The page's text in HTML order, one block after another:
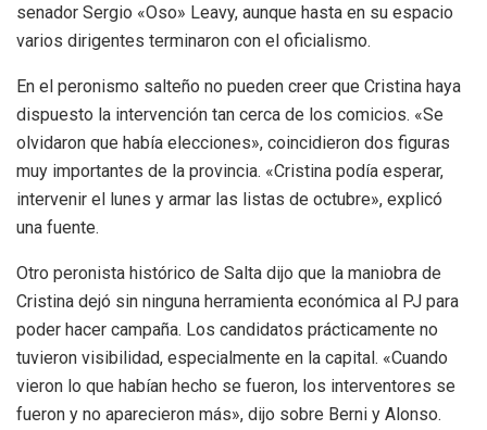
senador Sergio «Oso» Leavy, aunque hasta en su espacio
varios dirigentes terminaron con el oficialismo.
En el peronismo salteño no pueden creer que Cristina haya
dispuesto la intervención tan cerca de los comicios. «Se
olvidaron que había elecciones», coincidieron dos figuras
muy importantes de la provincia. «Cristina podía esperar,
intervenir el lunes y armar las listas de octubre», explicó
una fuente.
Otro peronista histórico de Salta dijo que la maniobra de
Cristina dejó sin ninguna herramienta económica al PJ para
poder hacer campaña. Los candidatos prácticamente no
tuvieron visibilidad, especialmente en la capital. «Cuando
vieron lo que habían hecho se fueron, los interventores se
fueron y no aparecieron más», dijo sobre Berni y Alonso.